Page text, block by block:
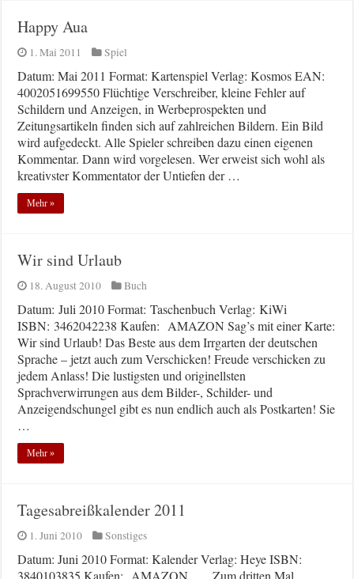
Happy Aua
1. Mai 2011 Spiel
Datum: Mai 2011 Format: Kartenspiel Verlag: Kosmos EAN:
4002051699550 Flüchtige Verschreiber, kleine Fehler auf
Schildern und Anzeigen, in Werbeprospekten und
Zeitungsartikeln finden sich auf zahlreichen Bildern. Ein Bild
wird aufgedeckt. Alle Spieler schreiben dazu einen eigenen
Kommentar. Dann wird vorgelesen. Wer erweist sich wohl als
kreativster Kommentator der Untiefen der …
Mehr »
Wir sind Urlaub
18. August 2010 Buch
Datum: Juli 2010 Format: Taschenbuch Verlag: KiWi
ISBN: 3462042238 Kaufen: AMAZON Sag’s mit einer Karte:
Wir sind Urlaub! Das Beste aus dem Irrgarten der deutschen
Sprache – jetzt auch zum Verschicken! Freude verschicken zu
jedem Anlass! Die lustigsten und originellsten
Sprachverwirrungen aus dem Bilder-, Schilder- und
Anzeigendschungel gibt es nun endlich auch als Postkarten! Sie
…
Mehr »
Tagesabreißkalender 2011
1. Juni 2010 Sonstiges
Datum: Juni 2010 Format: Kalender Verlag: Heye ISBN: